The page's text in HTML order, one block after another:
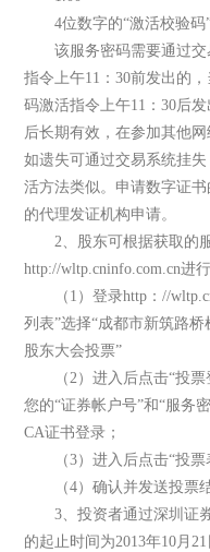
4位数字的“激活校验码
该服务密码需要通过交
指令上午11：30前发出的
码激活指令上午11：30后
后长期有效，在参加其他
如遗失可通过交易系统挂
活方法类似。申请数字证
的代理发证机构申请。
2、股东可根据获取的服
http://wltp.cninfo.com.cn进
（1）登录http：//
列表”选择“成都市新筑路
股东大会投票”
（2）进入后点击“投票
您的“证券帐户号”和“服务
CA证书登录；
（3）进入后点击“投票
（4）确认并发送投票结
3、投资者通过深圳证券
的起止时间为2013年10月